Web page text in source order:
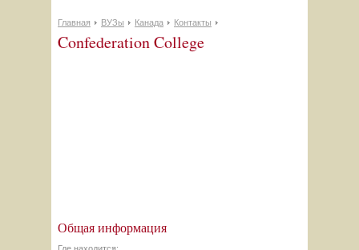
Главная ВУЗы Канада Контакты
Confederation College
Общая информация